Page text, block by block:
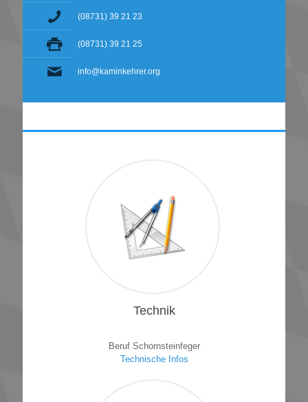
(08731) 39 21 23
(08731) 39 21 25
info@kaminkehrer.org
Technik
Beruf Schornsteinfeger
Technische Infos